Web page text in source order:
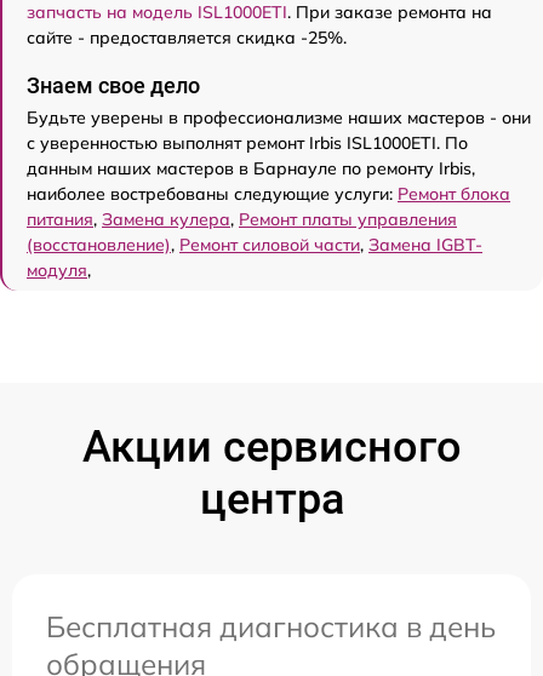
запчасть на модель ISL1000ETI. При заказе ремонта на
сайте - предоставляется скидка -25%.
Знаем свое дело
Будьте уверены в профессионализме наших мастеров - они
с уверенностью выполнят ремонт Irbis ISL1000ETI. По
данным наших мастеров в Барнауле по ремонту Irbis,
наиболее востребованы следующие услуги: Ремонт блока
питания, Замена кулера, Ремонт платы управления
(восстановление), Ремонт силовой части, Замена IGBT-
модуля,
Акции сервисного
центра
Бесплатная диагностика в день
обращения